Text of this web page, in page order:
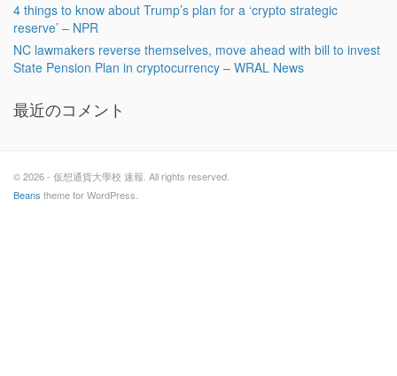
4 things to know about Trump’s plan for a ‘crypto strategic
reserve’ – NPR
NC lawmakers reverse themselves, move ahead with bill to invest
State Pension Plan in cryptocurrency – WRAL News
最近のコメント
© 2026 - 仮想通貨大學校 速報. All rights reserved.
Beans theme for WordPress.